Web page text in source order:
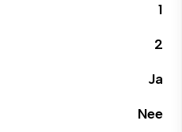
1
2
Ja
Nee